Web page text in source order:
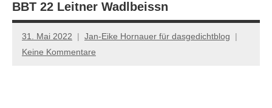
Lyrik,
Essay
BBT 22 Leitner Wadlbeissn
31. Mai 2022
Jan-Eike Hornauer für dasgedichtblog
Keine Kommentare